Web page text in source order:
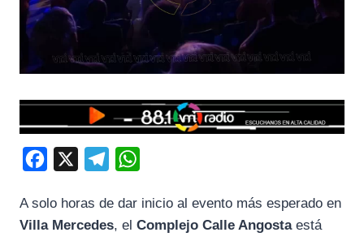
c
e
l
e
a
t
A solo horas de dar inicio al evento más esperado en
Villa Mercedes, el Complejo Calle Angostaestá